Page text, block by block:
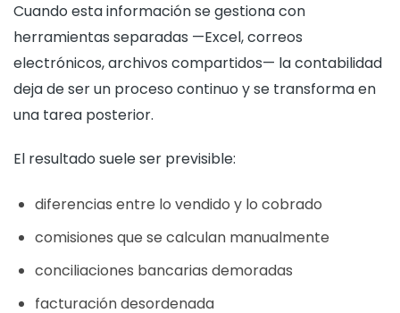
Cuando esta información se gestiona con
herramientas separadas —Excel, correos
electrónicos, archivos compartidos— la contabilidad
deja de ser un proceso continuo y se transforma en
una tarea posterior.
El resultado suele ser previsible:
diferencias entre lo vendido y lo cobrado
comisiones que se calculan manualmente
conciliaciones bancarias demoradas
facturación desordenada